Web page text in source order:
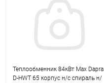
Теплообменник 84кВт Max Dapra
D-HWT 65 корпус н/с спираль н/